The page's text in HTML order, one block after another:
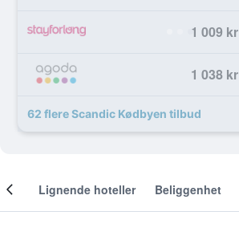
1 009 kr
1 038 kr
62 flere Scandic Kødbyen tilbud
Lignende hoteller Beliggenhet